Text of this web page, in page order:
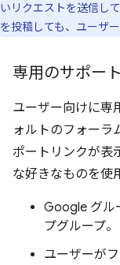
いリクエストを送信し
を投稿しても、ユーザ
専用のサポー
ユーザー向けに専
ォルトのフォーラ
ポートリンクが表
な好きなものを使
Google グル
プグループ。
ユーザーが